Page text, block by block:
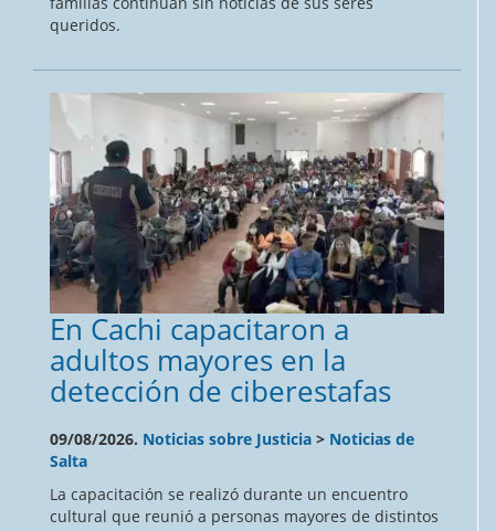
queridos.
En Cachi capacitaron a
adultos mayores en la
detección de ciberestafas
09/08/2026. Noticias sobre Justicia > Noticias de
Salta
La capacitación se realizó durante un encuentro
cultural que reunió a personas mayores de distintos